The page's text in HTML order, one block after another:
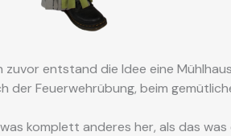
zuvor entstand die Idee eine
der Feuerwehrübung, beim
komplett anderes her, als das was